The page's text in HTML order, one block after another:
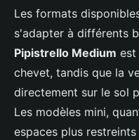
Les formats
s'adapter à différents
Pipistrello Medium est
chevet, tandis que la
directement sur le sol
Les modèles mini,
espaces plus